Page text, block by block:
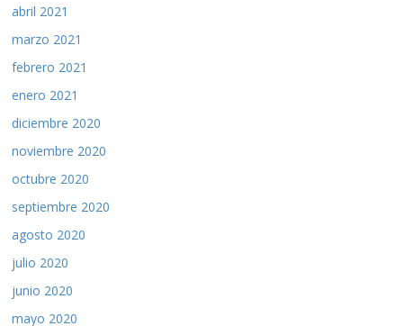
abril 2021
marzo 2021
febrero 2021
enero 2021
diciembre 2020
noviembre 2020
octubre 2020
septiembre 2020
agosto 2020
julio 2020
junio 2020
mayo 2020